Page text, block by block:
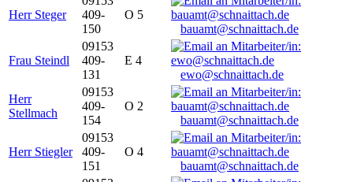
Herr Steger
409-
150
O 5
bauamt@schnaittach.de
Frau Steindl
09153
409-
131
E 4
ewo@schnaittach.de
Herr
Stellmach
09153
409-
154
O 2
bauamt@schnaittach.de
Herr Stiegler
09153
409-
151
O 4
bauamt@schnaittach.de